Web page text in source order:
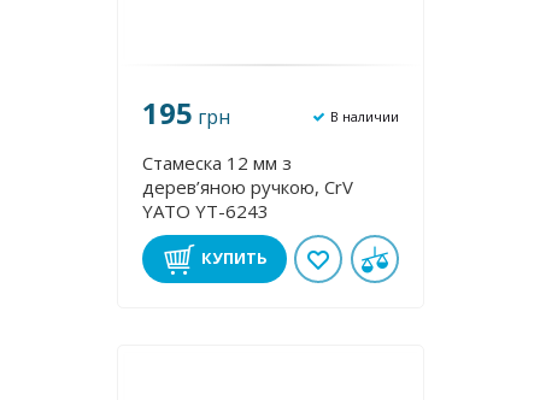
195 грн В наличии
Стамеска 12 мм з
дерев’яною ручкою, CrV
YATO YT-6243
КУПИТЬ